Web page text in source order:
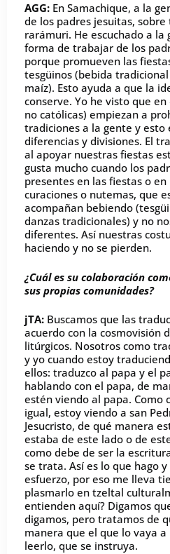
AGG: En Samachique, a la
de los padres jesuitas,
rarámuri. He escuchado a la
forma de trabajar de los
porque promueven las
tesgüinos (bebida
maíz). Esto ayuda a que la
conserve. Yo he visto que
no católicas) empiezan a
tradiciones a la gente y esto
diferencias y divisiones. El
al apoyar nuestras fiestas
gusta mucho cuando los
presentes en las fiestas o
curaciones o nutemas, que
acompañan bebiendo
danzas tradicionales) y no
diferentes. Así nuestras
haciendo y no se pierden.
¿Cuál es su colaboración
sus propias comunidades?
jTA: Buscamos que las
acuerdo con la cosmovisión
litúrgicos. Nosotros como
y yo cuando estoy
ellos: traduzco al papa y el
hablando con el papa, de
estén viendo al papa. Como
igual, estoy viendo a san
Jesucristo, de qué manera
estaba de este lado o de
como debe de ser la
se trata. Así es lo que hago
esfuerzo, por eso me lleva
plasmarlo en tzeltal
entienden aquí? Digamos
digamos, pero tratamos de
manera que el que lo vaya
leerlo, que se instruya.